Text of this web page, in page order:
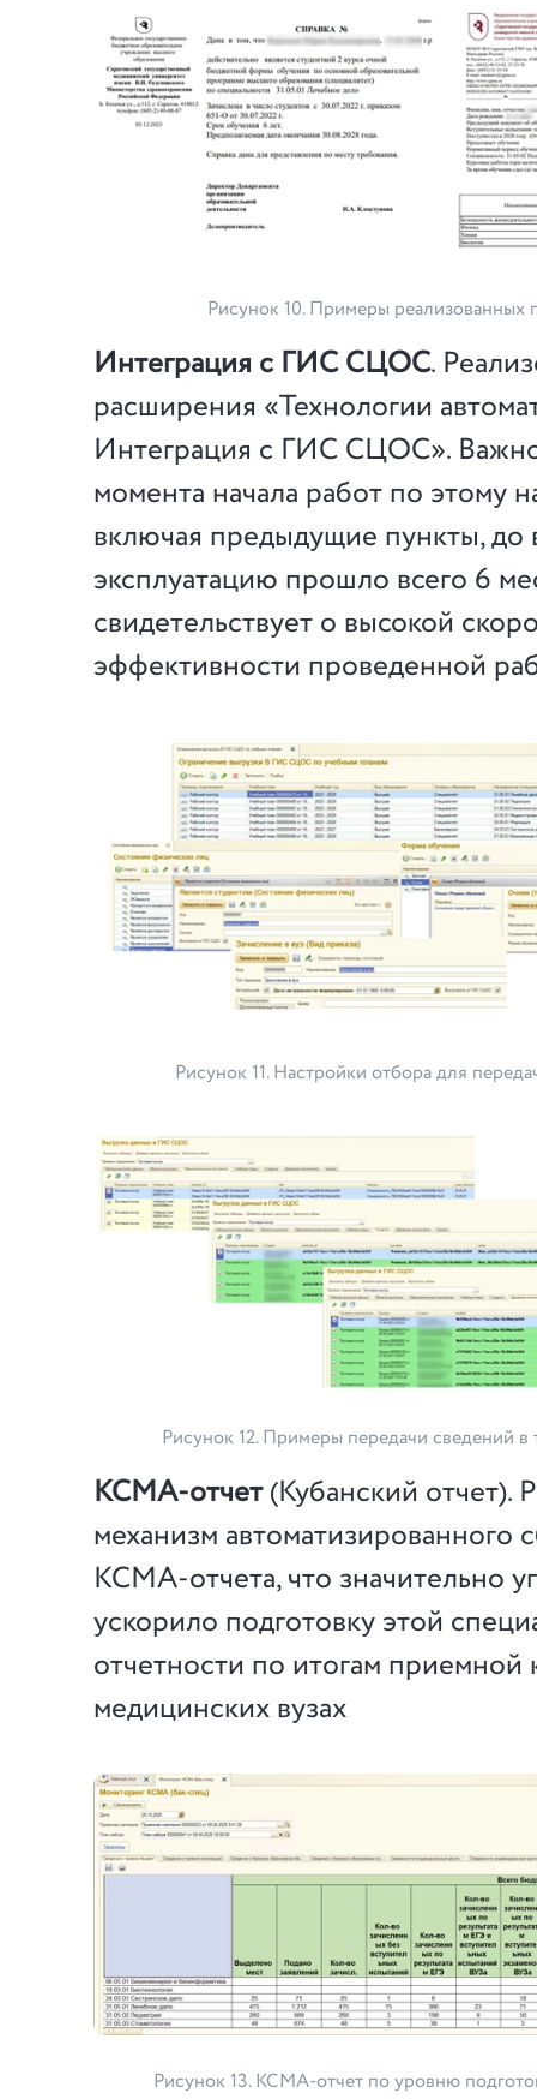
Рисунок 10. Примеры реализованных
Интеграция с ГИС СЦОС.
расширения «Технологии
Интеграция с ГИС СЦОС». Важно
момента начала работ по этому
включая предыдущие пункты, до
эксплуатацию прошло всего 6
свидетельствует о высокой
эффективности проведенной
Рисунок 11. Настройки отбора для
Рисунок 12. Примеры передачи сведений
КСМА-отчет(Кубанский отчет).
механизм автоматизированного
КСМА-отчета, что значительно
ускорило подготовку этой
отчетности по итогам приемной
медицинских вузах
Рисунок 13. КСМА-отчет по уровню